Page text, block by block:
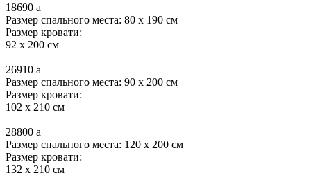
18690 a
Размер спального места: 80 x 190 см
Размер кровати:
92 x 200 см
26910 a
Размер спального места: 90 x 200 см
Размер кровати:
102 x 210 см
28800 a
Размер спального места: 120 x 200 см
Размер кровати:
132 x 210 см